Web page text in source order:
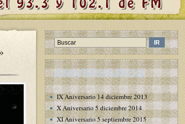
ANIVERSARIOS
IX Aniversario 14 diciembre 2013
X Aniversario 5 diciembre 2014
XI Aniversario 5 septiembre 2015